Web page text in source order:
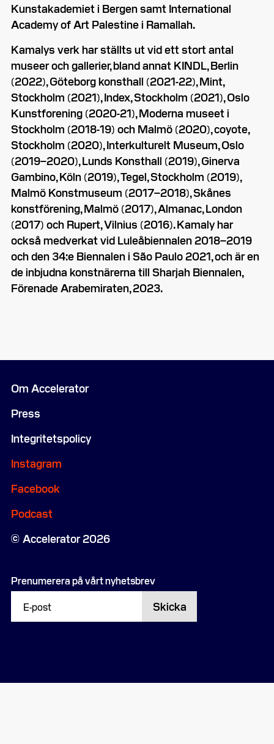
Kunstakademiet i Bergen samt International
Academy of Art Palestine i Ramallah.
Kamalys verk har ställts ut vid ett stort antal
museer och gallerier, bland annat KINDL, Berlin
(2022), Göteborg konsthall (2021-22), Mint,
Stockholm (2021), Index, Stockholm (2021), Oslo
Kunstforening (2020-21), Moderna museet i
Stockholm (2018-19) och Malmö (2020), coyote,
Stockholm (2020), Interkulturelt Museum, Oslo
(2019–2020), Lunds Konsthall (2019), Ginerva
Gambino, Köln (2019), Tegel, Stockholm (2019),
Malmö Konstmuseum (2017–2018), Skånes
konstförening, Malmö (2017), Almanac, London
(2017) och Rupert, Vilnius (2016). Kamaly har
också medverkat vid Luleåbiennalen 2018–2019
och den 34:e Biennalen i São Paulo 2021, och är en
de inbjudna konstnärerna till Sharjah Biennalen,
Förenade Arabemiraten, 2023.
Accelerator 2026
Om Accelerator
Press
Integritetspolicy
Instagram
Facebook
Podcast
Prenumerera på vårt nyhetsbrev
Skicka